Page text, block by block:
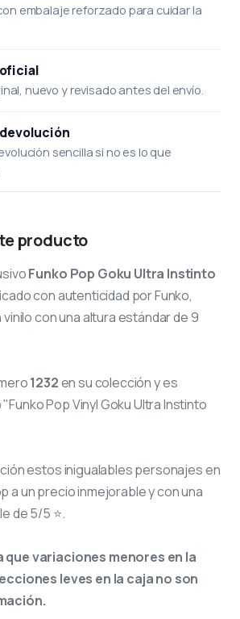
embalaje reforzado para cuidar la
nuevo y revisado antes del envío.
devolución
sencilla si no es lo que
producto
Funko Pop Goku Ultra Instinto
con autenticidad por Funko,
con una altura estándar de 9
1232en su colección y es
Pop Vinyl Goku Ultra Instinto
estos inigualables personajes en
a un precio inmejorable y con una
de 5/5 ⭐.
que variaciones menores en la
leves en la caja no son